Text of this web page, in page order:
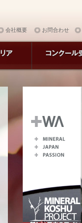
会社概要 お問合わせ